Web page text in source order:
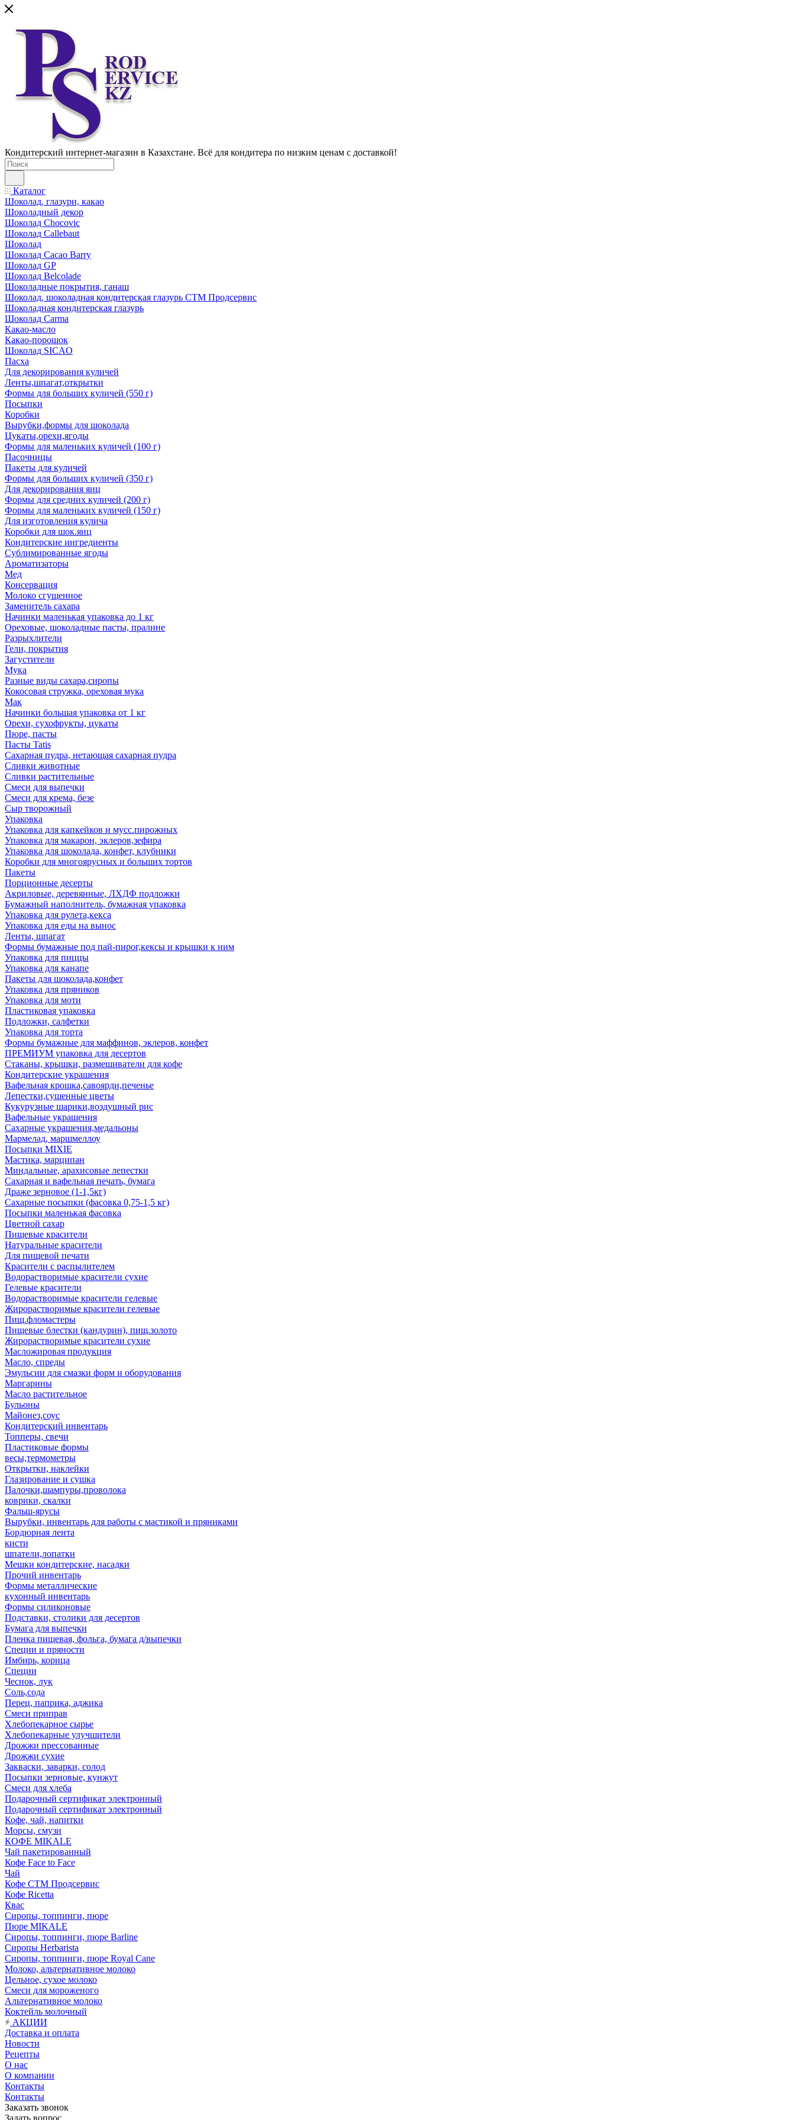
Кондитерский интернет-магазин в Казахстане. Всё для кондитера по низким ценам с доставкой!
Каталог
Шоколад, глазури, какао
Шоколадный декор
Шоколад Chocovic
Шоколад Callebaut
Шоколад
Шоколад Cacao Barry
Шоколад GP
Шоколад Belcolade
Шоколадные покрытия, ганаш
Шоколад, шоколадная кондитерская глазурь СТМ Продсервис
Шоколадная кондитерская глазурь
Шоколад Carma
Какао-масло
Какао-порошок
Шоколад SICAO
Пасха
Для декорирования куличей
Ленты,шпагат,открытки
Формы для больших куличей (550 г)
Посыпки
Коробки
Вырубки,формы для шоколада
Цукаты,орехи,ягоды
Формы для маленьких куличей (100 г)
Пасочницы
Пакеты для куличей
Формы для больших куличей (350 г)
Для декорирования яиц
Формы для средних куличей (200 г)
Формы для маленьких куличей (150 г)
Для изготовления кулича
Коробки для шок.яиц
Кондитерские ингредиенты
Сублимированные ягоды
Ароматизаторы
Мед
Консервация
Молоко сгущенное
Заменитель сахара
Начинки маленькая упаковка до 1 кг
Ореховые, шоколадные пасты, пралине
Разрыхлители
Гели, покрытия
Загустители
Мука
Разные виды сахара,сиропы
Кокосовая стружка, ореховая мука
Мак
Начинки большая упаковка от 1 кг
Орехи, сухофрукты, цукаты
Пюре, пасты
Пасты Tatis
Сахарная пудра, нетающая сахарная пудра
Сливки животные
Сливки растительные
Смеси для выпечки
Смеси для крема, безе
Сыр творожный
Упаковка
Упаковка для капкейков и мусс.пирожных
Упаковка для макарон, эклеров,зефира
Упаковка для шоколада, конфет, клубники
Коробки для многоярусных и больших тортов
Пакеты
Порционные десерты
Акриловые, деревянные, ЛХДФ подложки
Бумажный наполнитель, бумажная упаковка
Упаковка для рулета,кекса
Упаковка для еды на вынос
Ленты, шпагат
Формы бумажные под пай-пирог,кексы и крышки к ним
Упаковка для пиццы
Упаковка для канапе
Пакеты для шоколада,конфет
Упаковка для пряников
Упаковка для моти
Пластиковая упаковка
Подложки, салфетки
Упаковка для торта
Формы бумажные для маффинов, эклеров, конфет
ПРЕМИУМ упаковка для десертов
Стаканы, крышки, размешиватели для кофе
Кондитерские украшения
Вафельная крошка,савоярди,печенье
Лепестки,сушенные цветы
Кукурузные шарики,воздушный рис
Вафельные украшения
Сахарные украшения,медальоны
Мармелад, маршмеллоу
Посыпки MIXIE
Мастика, марципан
Миндальные, арахисовые лепестки
Сахарная и вафельная печать, бумага
Драже зерновое (1-1,5кг)
Сахарные посыпки (фасовка 0,75-1,5 кг)
Посыпки маленькая фасовка
Цветной сахар
Пищевые красители
Натуральные красители
Для пищевой печати
Красители с распылителем
Водорастворимые красители сухие
Гелевые красители
Водорастворимые красители гелевые
Жирорастворимые красители гелевые
Пищ.фломастеры
Пищевые блестки (кандурин), пищ.золото
Жирорастворимые красители сухие
Масложировая продукция
Масло, спреды
Эмульсии для смазки форм и оборудования
Маргарины
Масло растительное
Бульоны
Майонез,соус
Кондитерский инвентарь
Топперы, свечи
Пластиковые формы
весы,термометры
Открытки, наклейки
Глазирование и сушка
Палочки,шампуры,проволока
коврики, скалки
Фальш-ярусы
Вырубки, инвентарь для работы с мастикой и пряниками
Бордюрная лента
кисти
шпатели,лопатки
Мешки кондитерские, насадки
Прочий инвентарь
Формы металлические
кухонный инвентарь
Формы силиконовые
Подставки, столики для десертов
Бумага для выпечки
Пленка пищевая, фольга, бумага д/выпечки
Специи и пряности
Имбирь, корица
Специи
Чеснок, лук
Соль,сода
Перец, паприка, аджика
Смеси приправ
Хлебопекарное сырье
Хлебопекарные улучшители
Дрожжи прессованные
Дрожжи сухие
Закваски, заварки, солод
Посыпки зерновые, кунжут
Смеси для хлеба
Подарочный сертификат электронный
Подарочный сертификат электронный
Кофе, чай, напитки
Морсы, смузи
КОФЕ MIKALE
Чай пакетированный
Кофе Face to Face
Чай
Кофе СТМ Продсервис
Кофе Ricetta
Квас
Сиропы, топпинги, пюре
Пюре MIKALE
Сиропы, топпинги, пюре Barline
Сиропы Herbarista
Сиропы, топпинги, пюре Royal Cane
Молоко, альтернативное молоко
Цельное, сухое молоко
Смеси для мороженого
Альтернативное молоко
Коктейль молочный
АКЦИИ
Доставка и оплата
Новости
Рецепты
О нас
О компании
Контакты
Контакты
Заказать звонок
Задать вопрос